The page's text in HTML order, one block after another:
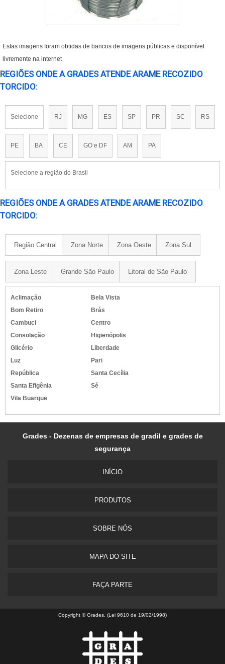
Estas imagens foram obtidas de bancos de imagens públicas e disponível
livremente na internet
REGIÕES ONDE A GRADES ATENDE ARAME RECOZIDO
TORCIDO:
Selecione RJ MG ES SP PR SC RS
PE BA CE GO e DF AM PA
Selecione a região do Brasil
REGIÕES ONDE A GRADES ATENDE ARAME RECOZIDO
TORCIDO:
Região Central Zona Norte Zona Oeste Zona Sul
Zona Leste Grande São Paulo Litoral de São Paulo
Aclimação
Bela Vista
Bom Retiro
Brás
Cambuci
Centro
Consolação
Higienópolis
Glicério
Liberdade
Luz
Pari
República
Santa Cecília
Santa Efigênia
Sé
Vila Buarque
Grades - Dezenas de empresas de gradil e grades de
segurança
INÍ­CIO
PRODUTOS
SOBRE NÓS
MAPA DO SITE
FAÇA PARTE
Copyright © Grades. (Lei 9610 de 19/02/1998)